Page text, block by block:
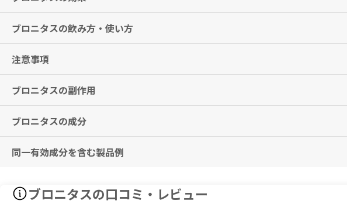
統合失調症
ブロニタスの飲み方・使い方
通常、成人にはブロナンセリンとして1回4mg（2mg錠の場合：2錠、4mg錠の場合：1錠、
■錠剤を分割して服用される際は、下記商品のご利用を推奨いたします。
▶安全度の高い錠剤カッターをご希望の方には、
▶ピルケース付きで持ち運びたい方には、
▶シンプルな錠剤カッターをご希望の方には、ブルーピルカッター
注意事項
飲み忘れに気付いた際は、思い出した時点で食後または軽食をとった後に1回分服用してくださ
本剤は空腹時の服用では期待した効果を得られないことがあるため、食後に服用してください。
本剤の服用中は、車の運転など危険を伴う機械の操作はしないでください。
興奮、誇大性、敵意などの陽性症状が悪化する可能性があります。
本剤の服用により体重が増えることがあるので、その場合には食事内容を改善したり、運動をす
抗真菌薬、抗エイズ薬をお飲みの方は必ず医師・薬剤師にご相談ください。
ブロニタスの副作用
パーキンソン症候群（振戦、筋強剛、流涎過多、寡動、運動緩慢、歩行障害、仮面様顔貌等）
※類薬（他の向精神薬）において高血糖、糖尿病性ケトアシドーシス、糖尿病性昏睡が報告され
その他、なにか異変を感じた際は速やかに医師の診察をお受けください。
ブロニタスの成分
ブロニタス 2mg
ブロニタス 4mg
同一有効成分を含む製品例
ブロニタスの口コミ・レビュー